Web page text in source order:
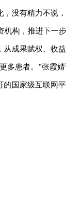
没有精力不说，
构，推进下一步
果赋权、收益
多患者。”张霞婧
国家级互联网平